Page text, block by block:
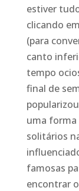
estiver
clicando
(para
canto
tempo
final de
uma forma
solitários
famosas
encontrar